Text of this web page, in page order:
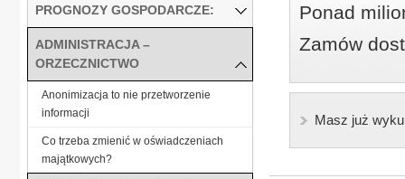
Ponad
Zamów
Masz już
PROGNOZY GOSPODARCZE:
ADMINISTRACJA –
ORZECZNICTWO
Anonimizacja to nie przetworzenie
informacji
Co trzeba zmienić w oświadczeniach
majątkowych?